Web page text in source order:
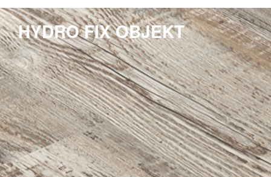
HYDRO FIX OBJEKT